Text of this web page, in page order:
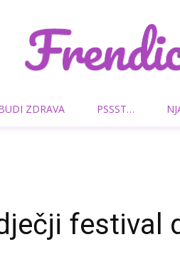
ZDRAVA PSSST…
festival